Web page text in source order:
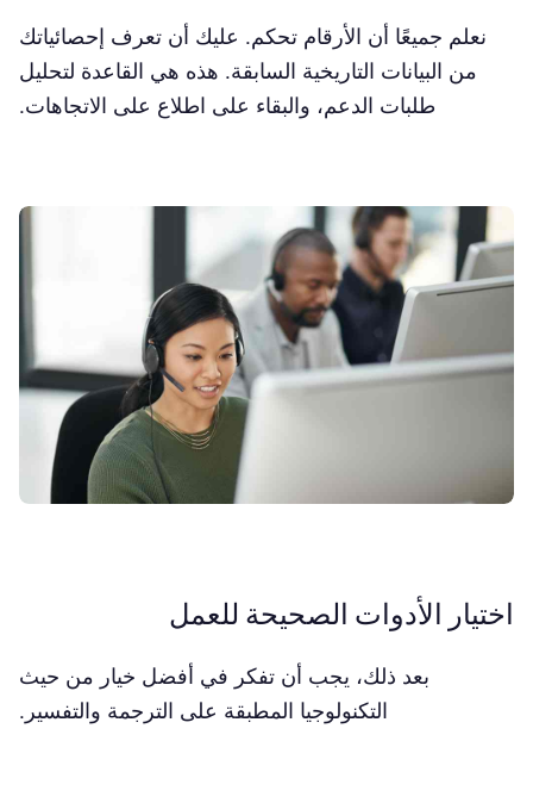
نعلم جميعًا أن الأرقام تحكم. عليك أن تعرف إحصائياتك
من البيانات التاريخية السابقة. هذه هي القاعدة لتحليل
طلبات الدعم، والبقاء على اطلاع على الاتجاهات.
اختيار الأدوات الصحيحة للعمل
بعد ذلك، يجب أن تفكر في أفضل خيار من حيث
التكنولوجيا المطبقة على الترجمة والتفسير.